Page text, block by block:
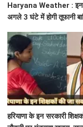
Haryana Weather : इन
अगले 3 घंटे में होगी तूफानी
हरियाणा के इन सरकारी